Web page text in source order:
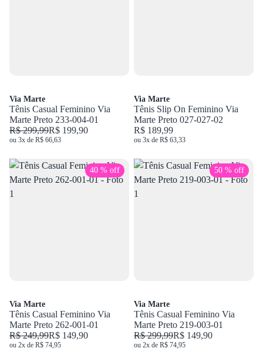
Via Marte
Tênis Casual Feminino Via
Marte Preto 233-004-01
R$ 299,99R$ 199,90
ou 3x de R$ 66,63
Via Marte
Tênis Slip On Feminino Via
Marte Preto 027-027-02
R$ 189,99
ou 3x de R$ 63,33
40 % off
Via Marte
Tênis Casual Feminino Via
Marte Preto 262-001-01
R$ 249,99R$ 149,90
ou 2x de R$ 74,95
50 % off
Via Marte
Tênis Casual Feminino Via
Marte Preto 219-003-01
R$ 299,99R$ 149,90
ou 2x de R$ 74,95